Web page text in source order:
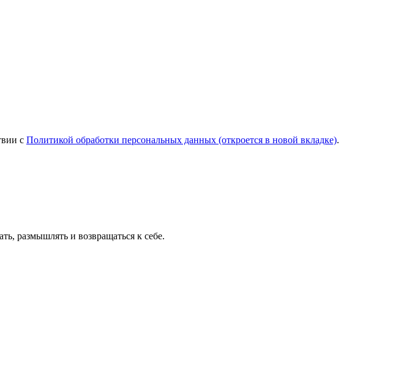
с Политикой обработки персональных данных (откроется в новой вкладке).
размышлять и возвращаться к себе.